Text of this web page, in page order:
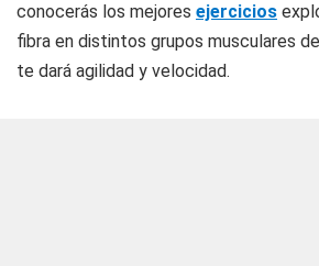
conocerás los mejores ejercicios
fibra en distintos grupos musculares
te dará agilidad y velocidad.